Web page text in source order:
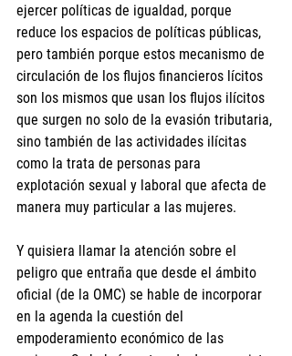
ejercer políticas de igualdad, porque
reduce los espacios de políticas públicas,
pero también porque estos mecanismo de
circulación de los flujos financieros lícitos
son los mismos que usan los flujos ilícitos
que surgen no solo de la evasión tributaria,
sino también de las actividades ilícitas
como la trata de personas para
explotación sexual y laboral que afecta de
manera muy particular a las mujeres.
Y quisiera llamar la atención sobre el
peligro que entraña que desde el ámbito
oficial (de la OMC) se hable de incorporar
en la agenda la cuestión del
empoderamiento económico de las